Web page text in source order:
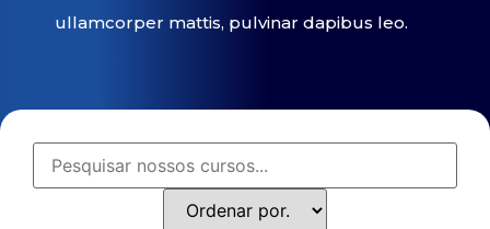
ullamcorper mattis, pulvinar dapibus leo.